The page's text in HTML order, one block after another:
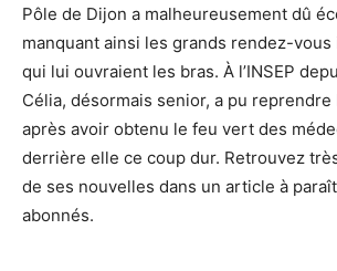
Pôle de Dijon a malheureusement dû
manquant ainsi les grands rendez-
qui lui ouvraient les bras. À l’INSEP
Célia, désormais senior, a pu reprendre
après avoir obtenu le feu vert des
derrière elle ce coup dur. Retrouvez
de ses nouvelles dans un article à
abonnés.